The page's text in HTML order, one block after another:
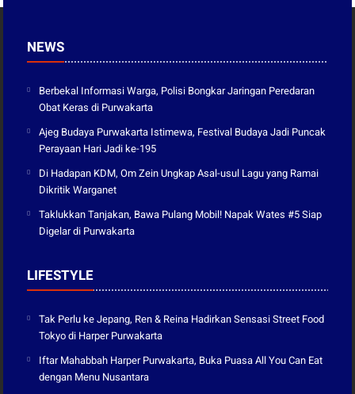
NEWS
Berbekal Informasi Warga, Polisi Bongkar Jaringan Peredaran
Obat Keras di Purwakarta
Ajeg Budaya Purwakarta Istimewa, Festival Budaya Jadi Puncak
Perayaan Hari Jadi ke-195
Di Hadapan KDM, Om Zein Ungkap Asal-usul Lagu yang Ramai
Dikritik Warganet
Taklukkan Tanjakan, Bawa Pulang Mobil! Napak Wates #5 Siap
Digelar di Purwakarta
LIFESTYLE
Tak Perlu ke Jepang, Ren & Reina Hadirkan Sensasi Street Food
Tokyo di Harper Purwakarta
Iftar Mahabbah Harper Purwakarta, Buka Puasa All You Can Eat
dengan Menu Nusantara